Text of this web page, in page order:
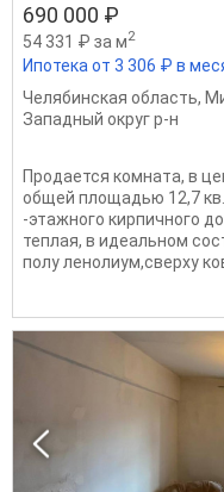
690 000 ₽
54 331 ₽ за м2
Ипотека от 3 306 ₽ в
Челябинская область,
Западный округ р-н
Продается комната, в
общей площадью 12,7
-этажного кирпичного
теплая, в идеальном
полу ленолиум,сверху